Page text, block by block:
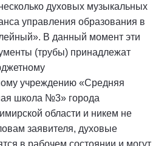
духовых музыкальных
управления образования в
В данный момент эти
(трубы) принадлежат
учреждению «Средняя
школа №3» города
области и никем не
заявителя, духовые
в рабочем состоянии и могут